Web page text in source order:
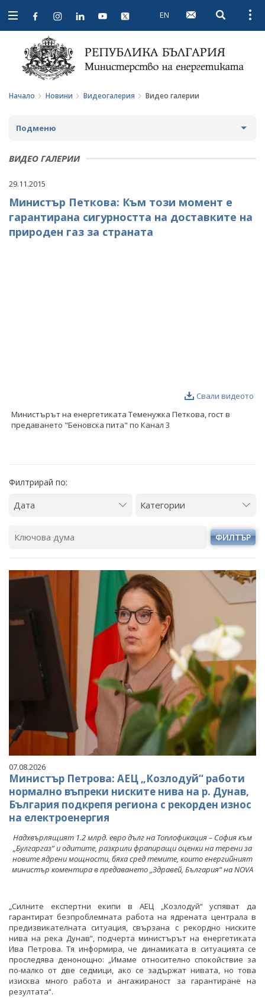
Open
navigation
EN Open
Начало Новини Видеогалерия Видео галерии
Подменю
НОВИНИ
ПРЕДСТОЯЩИ СЪБИТИЯ
ЗА ОБЩЕСТВЕНО ОБСЪЖДАНЕ
ПРОЕКТИ ЗА ОБЩЕСТВЕНО ОБСЪЖДАНЕ
ИНТЕРВЮТА
ВИДЕО ГАЛЕРИИ
29.11.2015
Министър Петкова: Към този момент е
гарантирана сигурността на доставките на
природен газ за страната
Свали видеото
Министърът на енергетиката Теменужка Петкова, гост в
предаването "Беновска пита" по Канал 3
Филтрирай по:
ФИЛТЪР
07.08.2026
Министър Петрова: АЕЦ „Козлодуй“ работи
нормално въпреки ниските нива на р. Дунав,
България подкрепя региона с рекорден износ
на електроенергия
Надхвърлящият 1.2 млрд. евро дълг на Топлофикация – София към
„Булгаргаз“ и одитите, разкрили фрапиращи оценки на терени за
новите ядрени мощности, бяха сред темите, които енергийният
министър коментира в предаването „Здравей, България“ на NOVA
„Силните експертни екипи в АЕЦ „Козлодуй“ успяват да
гарантират безпроблемната работа на ядрената централа в
предизвикателната ситуация, свързана с рекордно ниските
нива на река Дунав“, подчерта министърът на енергетиката
Ива Петрова. Тя информира, че динамиката в ситуацията се
проследява денонощно: „Имаме относително спокойствие за
по-малко от две седмици, ако се задържат нивата, но това
изисква много работа и ангажираност за гарантиране на
резултата“.